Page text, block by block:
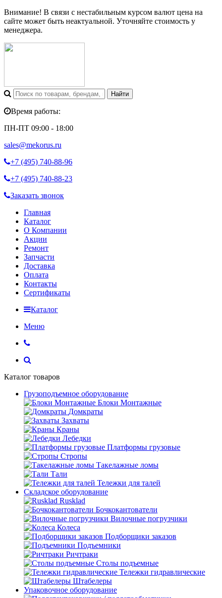
Внимание! В связи с нестабильным курсом валют цена на
сайте может быть неактуальной. Уточняйте стоимость у
менеджера.
Время работы:
ПН-ПТ 09:00 - 18:00
sales@mekorus.ru
+7 (495) 740-88-96
+7 (495) 740-88-23
Заказать звонок
Главная
Каталог
О Компании
Акции
Ремонт
Запчасти
Доставка
Оплата
Контакты
Сертификаты
Каталог
Меню
Каталог товаров
Грузоподъемное оборудование
Блоки Монтажные
Домкраты
Захваты
Краны
Лебедки
Платформы грузовые
Стропы
Такелажные ломы
Тали
Тележки для талей
Складское оборудование
Rusklad
Бочкокантователи
Вилочные погрузчики
Колеса
Подборщики заказов
Подъемники
Ричтраки
Столы подъемные
Тележки гидравлические
Штабелеры
Упаковочное оборудование